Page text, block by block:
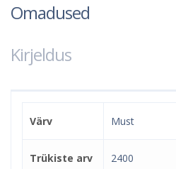
Omadused
Kirjeldus
Värv Must
Trükiste arv 2400